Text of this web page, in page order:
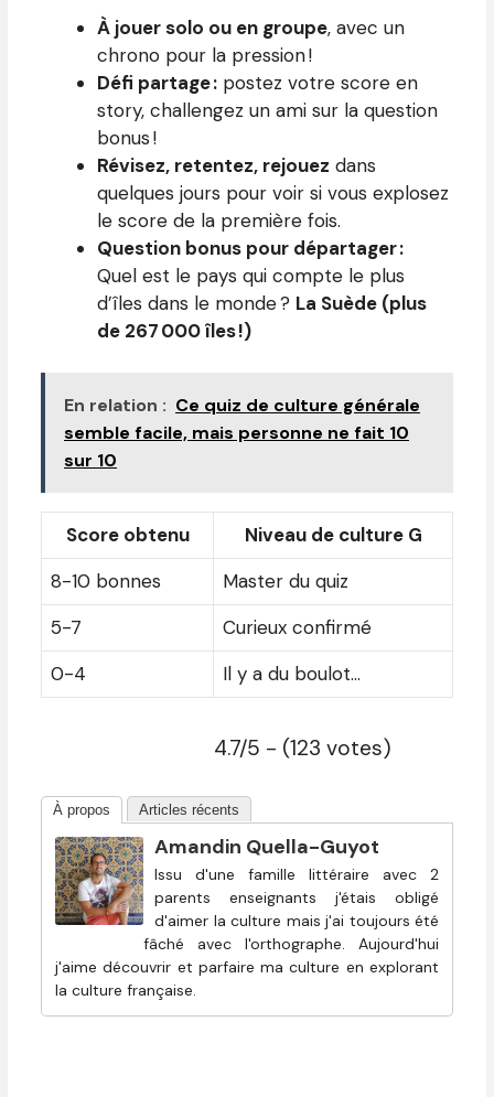
À jouer solo ou en groupe, avec un
chrono pour la pression !
Défi partage : postez votre score en
story, challengez un ami sur la question
bonus !
Révisez, retentez, rejouez dans
quelques jours pour voir si vous explosez
le score de la première fois.
Question bonus pour départager :
Quel est le pays qui compte le plus
d’îles dans le monde ? La Suède (plus
de 267 000 îles !)
En relation : Ce quiz de culture générale
semble facile, mais personne ne fait 10
sur 10
Score obtenu
Niveau de culture G
8-10 bonnes
Master du quiz
5-7
Curieux confirmé
0-4
Il y a du boulot…
4.7/5 - (123 votes)
À propos Articles récents
Amandin Quella-Guyot
Issu d'une famille littéraire avec 2
parents enseignants j'étais obligé
d'aimer la culture mais j'ai toujours été
fâché avec l'orthographe. Aujourd'hui
j'aime découvrir et parfaire ma culture en explorant
la culture française.